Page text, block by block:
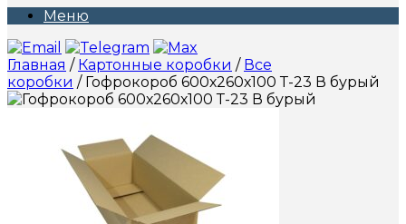
Меню
Главная / Картонные коробки / Все
коробки / Гофрокороб 600х260х100 Т-23 В бурый